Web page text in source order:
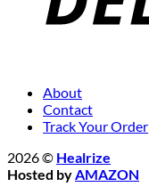
About
Contact
Track Your Order
2026 © Healrize
Hosted byAMAZON